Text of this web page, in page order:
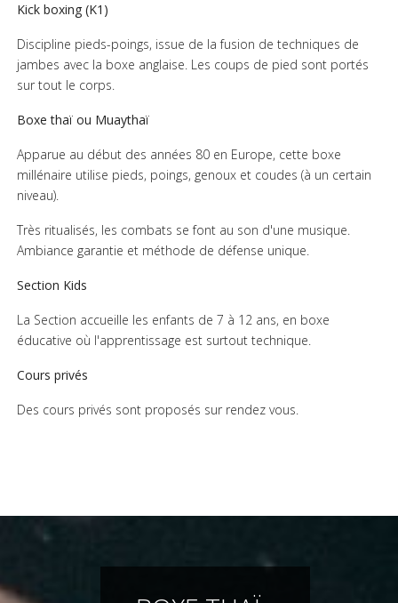
Kick boxing (K1)
Discipline pieds-poings, issue de la fusion de techniques de
jambes avec la boxe anglaise. Les coups de pied sont portés
sur tout le corps.
Boxe thaï ou Muaythaï
Apparue au début des années 80 en Europe, cette boxe
millénaire utilise pieds, poings, genoux et coudes (à un certain
niveau).
Très ritualisés, les combats se font au son d'une musique.
Ambiance garantie et méthode de défense unique.
Section Kids
La Section accueille les enfants de 7 à 12 ans, en boxe
éducative où l'apprentissage est surtout technique.
Cours privés
Des cours privés sont proposés sur rendez vous.